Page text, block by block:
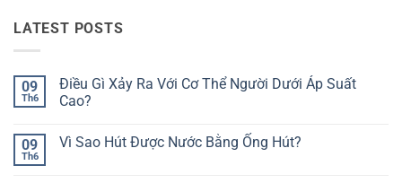
LATEST POSTS
09
Th6
Điều Gì Xảy Ra Với Cơ Thể Người Dưới Áp Suất
Cao?
bình
09
Th6
Vì Sao Hút Được Nước Bằng Ống Hút?